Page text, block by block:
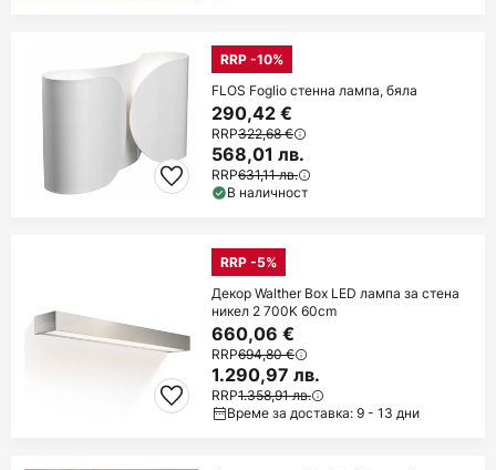
RRP -10%
FLOS Foglio стенна лампа, бяла
290,42 €
RRP322,68 €
568,01 лв.
RRP631,11 лв.
В наличност
RRP -5%
Декор Walther Box LED лампа за стена
никел 2 700K 60cm
660,06 €
RRP694,80 €
1.290,97 лв.
RRP1.358,91 лв.
Време за доставка: 9 - 13 дни